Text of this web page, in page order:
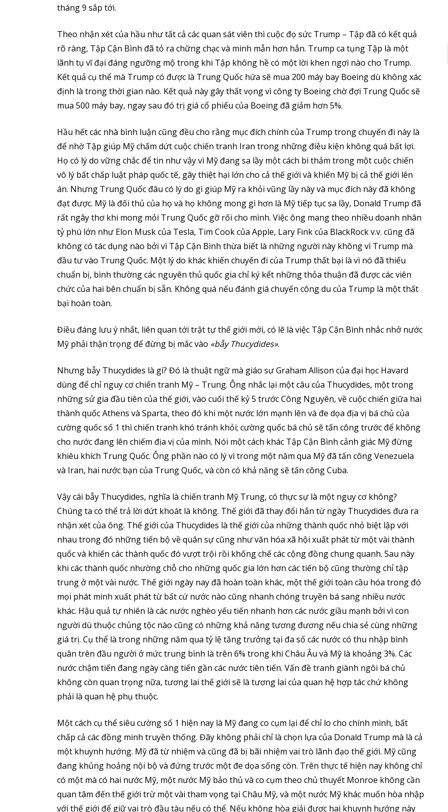
tháng 9 sắp tới.
Theo nhận xét của hầu như tất cả các quan sát viên thì cuộc đọ sức Trump – Tập đã có kết quả
rõ ràng, Tập Cận Bình đã tỏ ra chững chạc và minh mẫn hơn hẳn. Trump ca tụng Tập là một
lãnh tụ vĩ đại đáng ngưỡng mộ trong khi Tập không hề có một lời khen ngợi nào cho Trump.
Kết quả cụ thể mà Trump có được là Trung Quốc hứa sẽ mua 200 máy bay Boeing dù không xác
định là trong thời gian nào. Kết quả này gây thất vọng vì công ty Boeing chờ đợi Trung Quốc sẽ
mua 500 máy bay, ngay sau đó trị giá cổ phiếu của Boeing đã giảm hơn 5%.
Hầu hết các nhà bình luận cũng đều cho rằng mục đích chính của Trump trong chuyến đi này là
để nhờ Tập giúp Mỹ chấm dứt cuộc chiến tranh Iran trong những điều kiện không quá bất lợi.
Họ có lý do vững chắc để tin như vậy vì Mỹ đang sa lầy một cách bi thảm trong một cuộc chiến
vô lý bất chấp luật pháp quốc tế, gây thiệt hại lớn cho cả thế giới và khiến Mỹ bị cả thế giới lên
án. Nhưng Trung Quốc đâu có lý do gì giúp Mỹ ra khỏi vũng lầy này và mục đích này đã không
đạt được. Mỹ là đối thủ của họ và họ không mong gì hơn là Mỹ tiếp tục sa lầy, Donald Trump đã
rất ngây thơ khi mong mỏi Trung Quốc gỡ rối cho mình. Việc ông mang theo nhiều doanh nhân
tỷ phú lớn như Elon Musk của Tesla, Tim Cook của Apple, Lary Fink của BlackRock v.v. cũng đã
không có tác dụng nào bởi vì Tập Cận Bình thừa biết là những người này không vì Trump mà
đầu tư vào Trung Quốc. Một lý do khác khiến chuyến đi của Trump thất bại là vì nó đã thiếu
chuẩn bị, bình thường các nguyên thủ quốc gia chỉ ký kết những thỏa thuận đã được các viên
chức của hai bên chuẩn bị sẵn. Không quá nếu đánh giá chuyến công du của Trump là một thất
bại hoàn toàn.
Điều đáng lưu ý nhất, liên quan tới trật tự thế giới mới, có lẽ là việc Tập Cận Bình nhắc nhở nước
Mỹ phải thận trọng để đừng bị mắc vào «bẫy Thucydides».
Nhưng bẫy Thucydides là gì? Đó là thuật ngữ mà giáo sư Graham Allison của đại học Havard
dùng để chỉ nguy cơ chiến tranh Mỹ – Trung. Ông nhắc lại một câu của Thucydides, một trong
những sử gia đầu tiên của thế giới, vào cuối thế kỷ 5 trước Công Nguyên, về cuộc chiến giữa hai
thành quốc Athens và Sparta, theo đó khi một nước lớn mạnh lên và đe dọa địa vị bá chủ của
cường quốc số 1 thì chiến tranh khó tránh khỏi; cường quốc bá chủ sẽ tấn công trước để không
cho nước đang lên chiếm địa vị của mình. Nói một cách khác Tập Cận Bình cảnh giác Mỹ đừng
khiêu khích Trung Quốc. Ông phần nào có lý vì trong một năm qua Mỹ đã tấn công Venezuela
và Iran, hai nước bạn của Trung Quốc, và còn có khả năng sẽ tấn công Cuba.
Vậy cái bẫy Thucydides, nghĩa là chiến tranh Mỹ Trung, có thực sự là một nguy cơ không?
Chúng ta có thể trả lời dứt khoát là không. Thế giới đã thay đổi hẳn từ ngày Thucydides đưa ra
nhận xét của ông. Thế giới của Thucydides là thế giới của những thành quốc nhỏ biệt lập với
nhau trong đó những tiến bộ về quân sự cũng như văn hóa xã hội xuất phát từ một vài thành
quốc và khiến các thành quốc đó vượt trội rồi khống chế các cộng đồng chung quanh. Sau này
khi các thành quốc nhường chỗ cho những quốc gia lớn hơn các tiến bộ cũng thường chỉ tập
trung ở một vài nước. Thế giới ngày nay đã hoàn toàn khác, một thế giới toàn cầu hóa trong đó
mọi phát minh xuất phát từ bất cứ nước nào cũng nhanh chóng truyền bá sang nhiều nước
khác. Hậu quả tự nhiên là các nước nghèo yếu tiến nhanh hơn các nước giầu mạnh bởi vì con
người dù thuộc chủng tộc nào cũng có những khả năng tương đương nếu chia sẻ cùng những
giá trị. Cụ thể là trong những năm qua tỷ lệ tăng trưởng tại đa số các nước có thu nhập bình
quân trên đầu người ở mức trung bình là trên 6% trong khi Châu Âu và Mỹ là khoảng 3%. Các
nước chậm tiến đang ngày càng tiến gần các nước tiên tiến. Vấn đề tranh giành ngôi bá chủ
không còn quan trọng nữa, tương lai thế giới sẽ là tương lai của quan hệ hợp tác chứ không
phải là quan hệ phụ thuộc.
Một cách cụ thể siêu cường số 1 hiện nay là Mỹ đang co cụm lại để chỉ lo cho chính mình, bất
chấp cả các đồng minh truyền thống. Đây không phải chỉ là chọn lựa của Donald Trump mà là cả
một khuynh hướng. Mỹ đã từ nhiệm và cũng đã bị bãi nhiệm vai trò lãnh đạo thế giới. Mỹ cũng
đang khủng hoảng nội bộ và đứng trước một đe dọa sống còn. Trên thực tế hiện nay không chỉ
có một mà có hai nước Mỹ, một nước Mỹ bảo thủ và co cụm theo chủ thuyết Monroe không cần
quan tâm đến thế giới trừ một vài tham vọng tại Châu Mỹ, và một nước Mỹ khác muốn hòa nhập
với thế giới để giữ vai trò đầu tàu nếu có thể. Nếu không hòa giải được hai khuynh hướng này